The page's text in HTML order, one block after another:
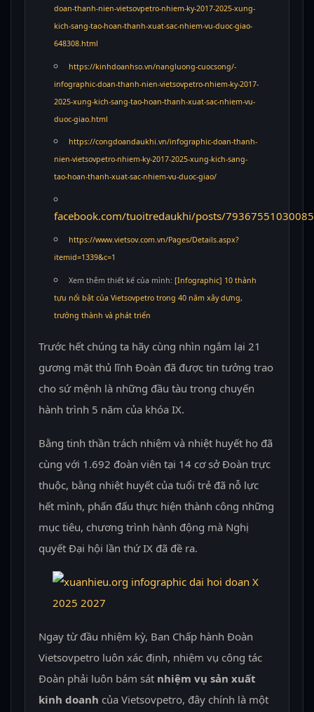
doan-thanh-nien-vietsovpetro-nhiem-ky-2017-2025-xung-
kich-sang-tao-hoan-thanh-xuat-sac-nhiem-vu-duoc-giao-
648308.html
https://kinhdoanhso.vn/nangluong-cuocsong/-
infographic-doan-thanh-nien-vietsovpetro-nhiem-ky-2017-
2025-xung-kich-sang-tao-hoan-thanh-xuat-sac-nhiem-vu-
duoc-giao.html
https://congdoandaukhi.vn/infographic-doan-thanh-
nien-vietsovpetro-nhiem-ky-2017-2025-xung-kich-sang-
tao-hoan-thanh-xuat-sac-nhiem-vu-duoc-giao/
facebook.com/tuoitredaukhi/posts/
https://www.vietsov.com.vn/Pages/Details.aspx?
itemid=1339&c=1
Xem thêm thiết kế của mình: [Infographic] 10 thành
tựu nổi bật của Vietsovpetro trong 40 năm xây dựng,
trưởng thành và phát triển
Trước hết chúng ta hãy cùng nhìn ngắm lại 21
gương mặt thủ lĩnh Đoàn đã được tin tưởng trao
cho sứ mệnh là những đầu tàu trong chuyến
hành trình 5 năm của khóa IX.
Bằng tinh thần trách nhiệm và nhiệt huyết họ đã
cùng với 1.692 đoàn viên tại 14 cơ sở Đoàn trực
thuộc, bằng nhiệt huyết của tuổi trẻ đã nỗ lực
hết mình, phấn đấu thực hiện thành công những
mục tiêu, chương trình hành động mà Nghị
quyết Đại hội lần thứ IX đã đề ra.
Ngay từ đầu nhiệm kỳ, Ban Chấp hành Đoàn
Vietsovpetro luôn xác định, nhiệm vụ công tác
Đoàn phải luôn bám sát nhiệm vụ sản xuất
kinh doanh của Vietsovpetro, đây chính là một